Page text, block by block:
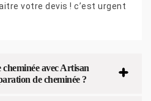
votre devis ! c’est urgent
avec Artisan
de cheminée ?